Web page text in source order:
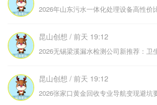
2026年山东污水一体化处理设备高性价
昆山创想 / 前天 19:12
2026无锡梁溪漏水检测公司新推荐：卫
昆山创想 / 前天 19:12
2026张家口黄金回收专业导航变现避坑